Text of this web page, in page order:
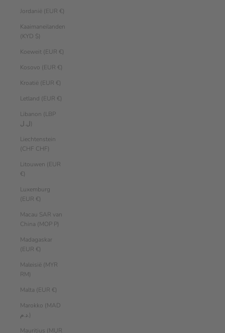
Jordanië (EUR €)
Kaaimaneilanden
(KYD $)
Koeweit (EUR €)
Kosovo (EUR €)
Kroatië (EUR €)
Letland (EUR €)
Libanon (LBP
ل.ل)
Liechtenstein
(CHF CHF)
Litouwen (EUR
€)
Luxemburg
(EUR €)
Macau SAR van
China (MOP P)
Madagaskar
(EUR €)
Maleisië (MYR
RM)
Malta (EUR €)
Marokko (MAD
د.م.)
Mauritius (MUR